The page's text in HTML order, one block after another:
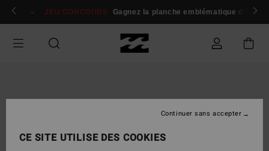
Passer
Se connecter / s'inscrire
JEU CONCOURS Gagnez la planche emblématique d'Andy
CE SITE UTILISE DES COOKIES
Continuer sans accepter